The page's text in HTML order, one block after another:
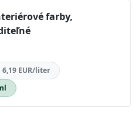
farby,
6,19 EUR/liter